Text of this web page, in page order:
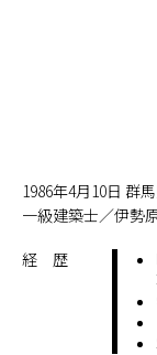
1986年4月10日 群
一級建築士／伊勢
経 歴